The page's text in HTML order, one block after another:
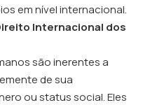
em nível internacional.
Internacional dos
são inerentes a
de sua
ou status social. Eles